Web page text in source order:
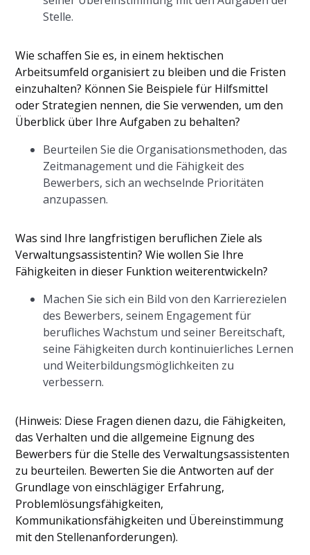
Stelle.
Wie schaffen Sie es, in einem hektischen
Arbeitsumfeld organisiert zu bleiben und die Fristen
einzuhalten? Können Sie Beispiele für Hilfsmittel
oder Strategien nennen, die Sie verwenden, um den
Überblick über Ihre Aufgaben zu behalten?
Beurteilen Sie die Organisationsmethoden, das
Zeitmanagement und die Fähigkeit des
Bewerbers, sich an wechselnde Prioritäten
anzupassen.
Was sind Ihre langfristigen beruflichen Ziele als
Verwaltungsassistentin? Wie wollen Sie Ihre
Fähigkeiten in dieser Funktion weiterentwickeln?
Machen Sie sich ein Bild von den Karrierezielen
des Bewerbers, seinem Engagement für
berufliches Wachstum und seiner Bereitschaft,
seine Fähigkeiten durch kontinuierliches Lernen
und Weiterbildungsmöglichkeiten zu
verbessern.
(Hinweis: Diese Fragen dienen dazu, die Fähigkeiten,
das Verhalten und die allgemeine Eignung des
Bewerbers für die Stelle des Verwaltungsassistenten
zu beurteilen. Bewerten Sie die Antworten auf der
Grundlage von einschlägiger Erfahrung,
Problemlösungsfähigkeiten,
Kommunikationsfähigkeiten und Übereinstimmung
mit den Stellenanforderungen).